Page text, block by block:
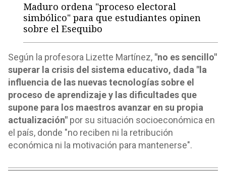
Maduro ordena "proceso electoral
simbólico" para que estudiantes opinen
sobre el Esequibo
Según la profesora Lizette Martínez, "no es sencillo"
superar la crisis del sistema educativo, dada "la
influencia de las nuevas tecnologías sobre el
proceso de aprendizaje y las dificultades que
supone para los maestros avanzar en su propia
actualización" por su situación socioeconómica en
el país, donde "no reciben ni la retribución
económica ni la motivación para mantenerse".